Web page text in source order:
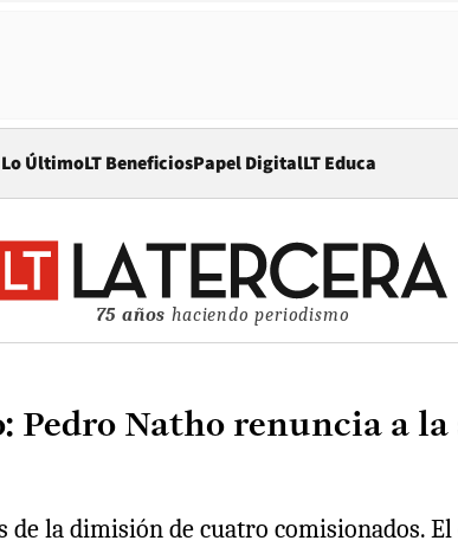
Lo ÚltimoLT BeneficiosPapel DigitalOpens in new
LT Educa
75 años haciendo periodismo
Pedro Natho renuncia a
la dimisión de cuatro comisionados.